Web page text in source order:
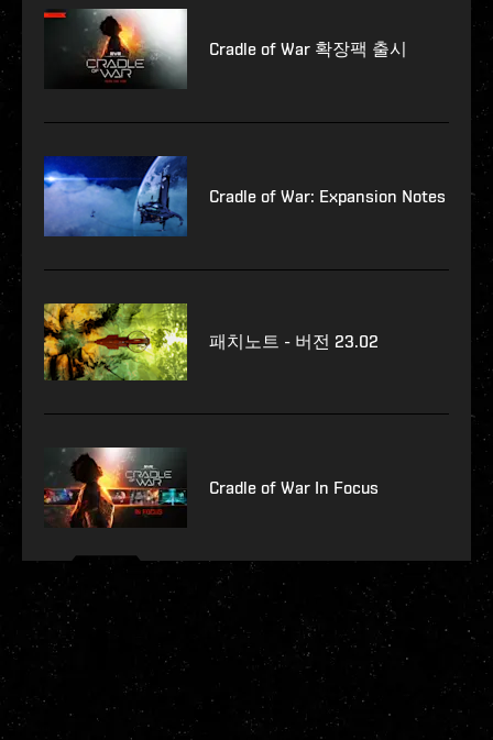
Cradle of War 확장팩 출시
Cradle of War: Expansion Notes
패치노트 - 버전 23.02
Cradle of War In Focus